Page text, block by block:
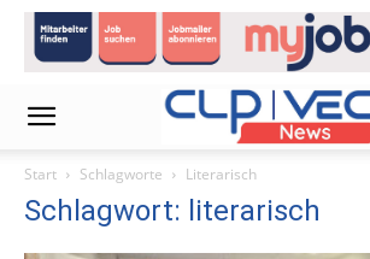
Start Schlagworte Literarisch
Schlagwort: literarisch